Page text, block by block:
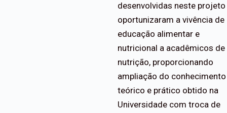
desenvolvidas neste projeto
oportunizaram a vivência de
educação alimentar e
nutricional a acadêmicos de
nutrição, proporcionando
ampliação do conhecimento
teórico e prático obtido na
Universidade com troca de